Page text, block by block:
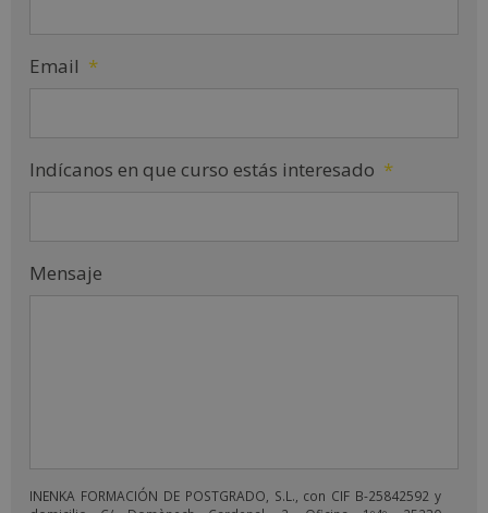
Email *
Indícanos en que curso estás interesado *
Mensaje
INENKA FORMACIÓN DE POSTGRADO, S.L., con CIF B-25842592 y